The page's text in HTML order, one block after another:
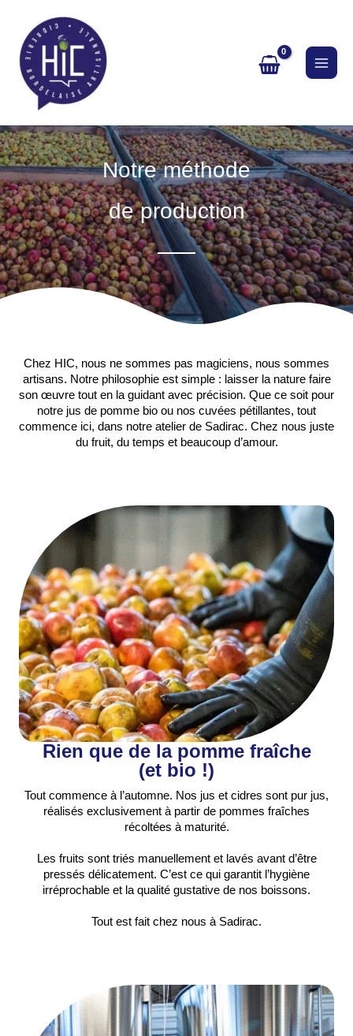
contenu
Notre méthode
de production
Chez HIC, nous ne sommes pas magiciens, nous sommes
artisans. Notre philosophie est simple : laisser la nature faire
son œuvre tout en la guidant avec précision. Que ce soit pour
notre jus de pomme bio ou nos cuvées pétillantes, tout
commence ici, dans notre atelier de Sadirac. Chez nous juste
du fruit, du temps et beaucoup d’amour.
Rien que de la pomme fraîche
(et bio !)
Tout commence à l’automne. Nos jus et cidres sont pur jus,
réalisés exclusivement à partir de pommes fraîches
récoltées à maturité.
Les fruits sont triés manuellement et lavés avant d’être
pressés délicatement. C’est ce qui garantit l’hygiène
irréprochable et la qualité gustative de nos boissons.
Tout est fait chez nous à Sadirac.